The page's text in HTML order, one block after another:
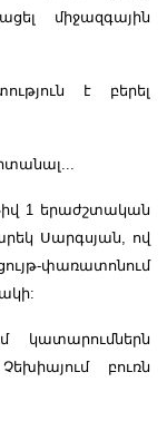
միջազգային
է բերել
1 երաժշտական
Սարգսյան, ով
փառատոնում
կատարումներն
բուռն